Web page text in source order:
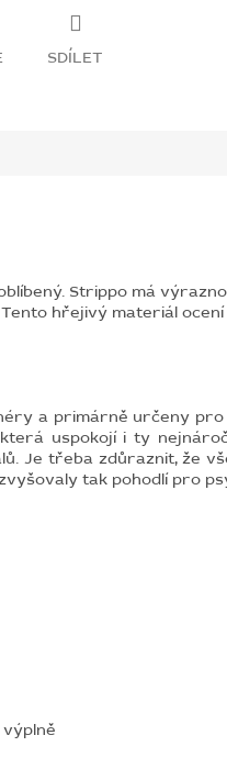
SDÍLET
Strippo má
Tento hřejivý materiál ocení
a primárně určeny pro
uspokojí i ty
Je třeba zdůraznit, že
tak pohodlí pro